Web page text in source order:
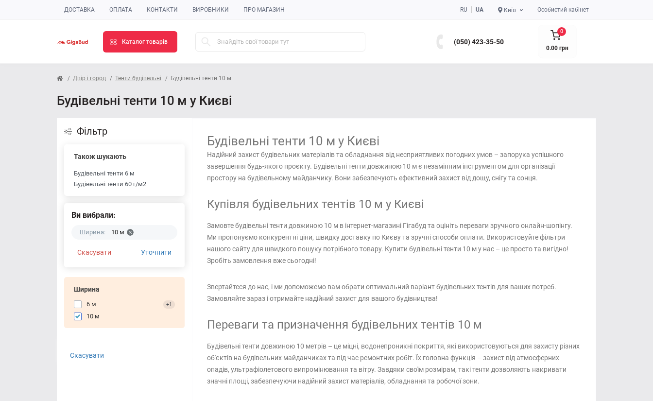
ДОСТАВКА ОПЛАТА КОНТАКТИ ВИРОБНИКИ ПРО МАГАЗИН RU UA Київ Особистий кабінет
Каталог товарів (050) 423-35-50
0
0.00 грн
Двір і город Тенти будівельні Будівельні тенти 10 м
Будівельні тенти 10 м у Києві
Фільтр
Також шукають
Будівельні тенти 6 м
Будівельні тенти 60 г/м2
Ви вибрали:
Ширина: 10 м
Скасувати Уточнити
Ширина
6 м +1
10 м
Скасувати
Будівельні тенти 10 м у Києві
Надійний захист будівельних матеріалів та обладнання від несприятливих погодних умов – запорука успішного
завершення будь-якого проєкту. Будівельні тенти довжиною 10 м є незамінним інструментом для організації
простору на будівельному майданчику. Вони забезпечують ефективний захист від дощу, снігу та сонця.
Купівля будівельних тентів 10 м у Києві
Замовте будівельні тенти довжиною 10 м в інтернет-магазині Гігабуд та оцініть переваги зручного онлайн-шопінгу.
Ми пропонуємо конкурентні ціни, швидку доставку по Києву та зручні способи оплати. Використовуйте фільтри
нашого сайту для швидкого пошуку потрібного товару. Купити будівельні тенти 10 м у нас – це просто та вигідно!
Зробіть замовлення вже сьогодні!
Звертайтеся до нас, і ми допоможемо вам обрати оптимальний варіант будівельних тентів для ваших потреб.
Замовляйте зараз і отримайте надійний захист для вашого будівництва!
Переваги та призначення будівельних тентів 10 м
Будівельні тенти довжиною 10 метрів – це міцні, водонепроникні покриття, які використовуються для захисту різних
об'єктів на будівельних майданчиках та під час ремонтних робіт. Їх головна функція – захист від атмосферних
опадів, ультрафіолетового випромінювання та вітру. Завдяки своїм розмірам, такі тенти дозволяють накривати
значні площі, забезпечуючи надійний захист матеріалів, обладнання та робочої зони.